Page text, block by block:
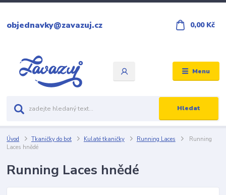
Menu
Hledat
objednavky@zavazuj.cz 0,00 Kč
Úvod Tkaničky do bot Kulaté tkaničky Running Laces
Running
Laces hnědé
Running Laces hnědé